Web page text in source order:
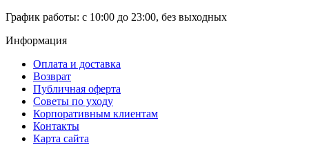
График работы: с 10:00 до 23:00, без выходных
Информация
Оплата и доставка
Возврат
Публичная оферта
Советы по уходу
Корпоративным клиентам
Контакты
Карта сайта